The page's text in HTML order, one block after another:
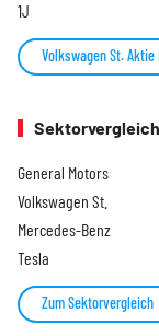
1J
Volkswagen St.
Sektorvergleich
General Motors
Volkswagen St.
Mercedes-Benz
Tesla
Zum Sektorvergleich